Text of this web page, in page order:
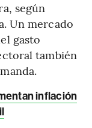
según
Un mercado
gasto
también
inflación